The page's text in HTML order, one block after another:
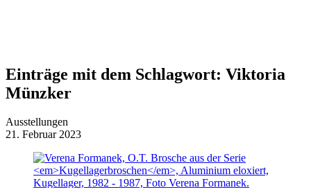
Einträge mit dem Schlagwort: Viktoria
Münzker
Ausstellungen
21. Februar 2023